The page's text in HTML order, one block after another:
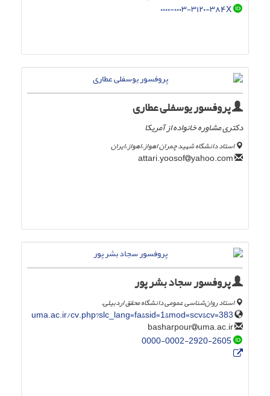
۰۰۰۰-۰۰۰۳-۳۱۲۰-۳۸۴X
پروفسور یوسفلی عطاری
دکتری مشاوره خانواده از آمریکا
استاد دانشگاه شهید چمران اهواز،اهواز،ایران
yahoo.com
پروفسور سجاد بشر پور
استاد روان‌شناسی عمومی دانشگاه محقق اردبیلی.
uma.ac.ir/cv.php?slc_lang=fa&sid=1&mod=scv&cv=383
uma.ac.ir
0000-0002-2920-2605